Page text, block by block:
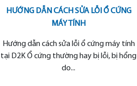
HƯỚNG DẪN CÁCH SỬA LỖI Ổ CỨNG
MÁY TÍNH
Hướng dẫn cách sửa lỗi ổ cứng máy tính
tại D2K Ổ cứng thường hay bị lỗi, bị hổng
do...